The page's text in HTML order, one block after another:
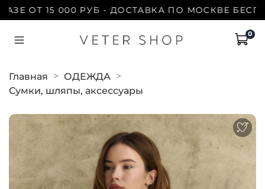
ОТ 15 000 РУБ - ДОСТАВКА ПО МОСКВЕ
0
Главная
ОДЕЖДА
Сумки, шляпы, аксессуары